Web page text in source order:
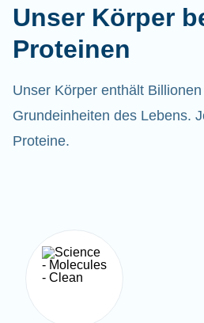
Unser Körper
Proteinen
Unser Körper enthält
Grundeinheiten des Lebens.
Proteine.